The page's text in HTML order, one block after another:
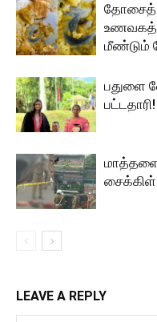
தோசைத்
மீண்டும்
பதுளை
பட்டதாரி!
சைக்கிள்
LEAVE A REPLY